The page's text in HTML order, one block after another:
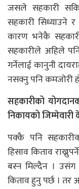
जसले सहकारी
सहकारी
कारण भनेकै
सहकारीले अहिले
गर्नेलाई कानुनी
नसक्नु पनि कमजोरी
सहकारीको
निकायको जिम्मेवारी
पक्कै पनि
हिसाव किताव
बस्न मिल्दैन । उसंग
किताव हुनु पर्छ ।